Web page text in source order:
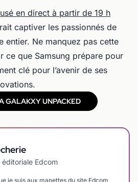
en direct à partir de 19 h
captiver les passionnés de
entier. Ne manquez pas cette
ce que Samsung prépare pour
clé pour l’avenir de ses
GALAKXY UNPACKED
éditoriale Edcom
je suis aux manettes du site Edcom